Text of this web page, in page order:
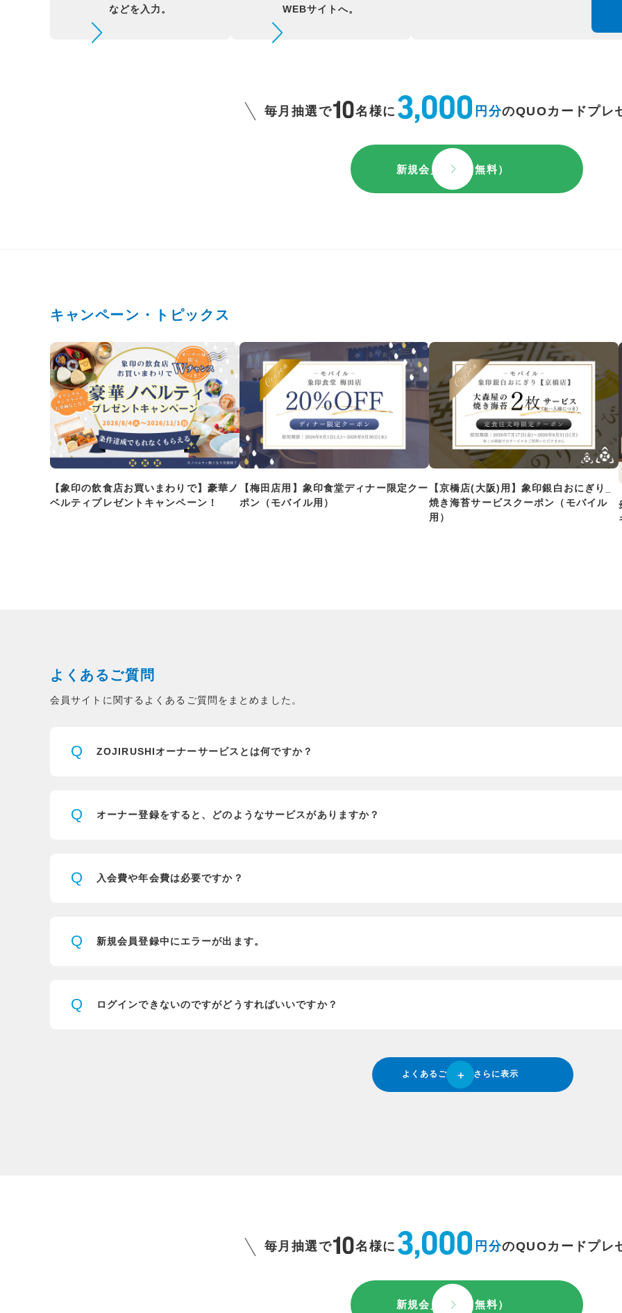
などを入力。
WEBサイトへ。
毎月抽選で 名様に 円分のQUOカードプレ
新規会員登録（無料）
キャンペーン・トピックス
【象印の飲食店お買いまわりで】豪華ノ
ベルティプレゼントキャンペーン！
【梅田店用】象印食堂ディナー限定クー
ポン（モバイル用）
【京橋店(大阪)用】象印銀白おにぎり_
焼き海苔サービスクーポン（モバイル
用）
よくあるご質問
会員サイトに関するよくあるご質問をまとめました。
Q ZOJIRUSHIオーナーサービスとは何ですか？
Q オーナー登録をすると、 どのようなサービスがありますか？
Q 入会費や年会費は必要ですか？
Q 新規会員登録中にエラーが出ます。
Q ログインできないのですがどうすればいいですか？
よくあるご質問をさらに表示
毎月抽選で 名様に 円分のQUOカードプレ
新規会員登録（無料）